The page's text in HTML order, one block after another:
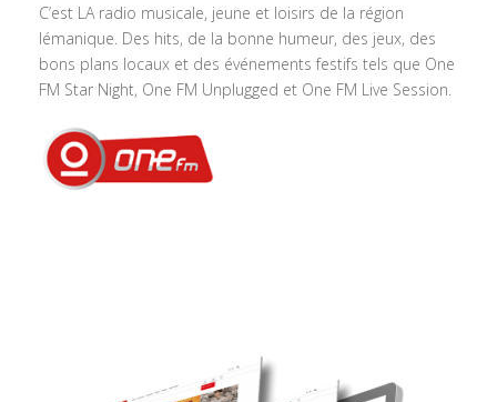
C’est LA radio musicale, jeune et loisirs de la région
lémanique. Des hits, de la bonne humeur, des jeux, des
bons plans locaux et des événements festifs tels que One
FM Star Night, One FM Unplugged et One FM Live Session.